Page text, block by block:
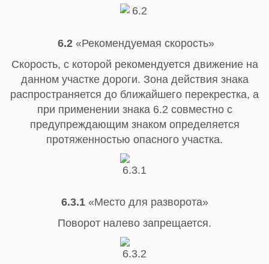
6.2 «Рекомендуемая скорость»
Скорость, с которой рекомендуется движение на
данном участке дороги. Зона действия знака
распространяется до ближайшего перекрестка, а
при применении знака 6.2 совместно с
предупреждающим знаком определяется
протяженностью опасного участка.
6.3.1«Место для разворота»
Поворот налево запрещается.